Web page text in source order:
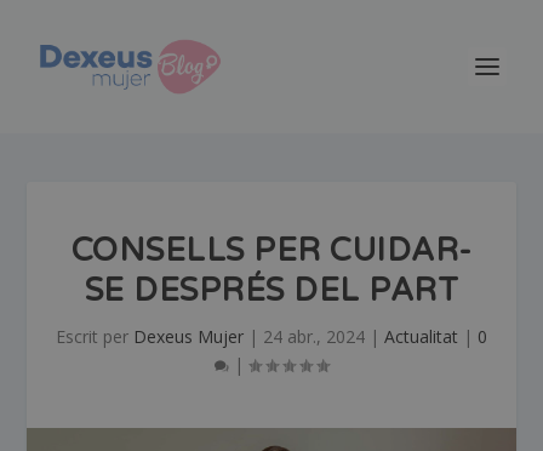
CONSELLS PER CUIDAR-
SE DESPRÉS DEL PART
Escrit per Dexeus Mujer | 24 abr., 2024 | Actualitat | 0
|